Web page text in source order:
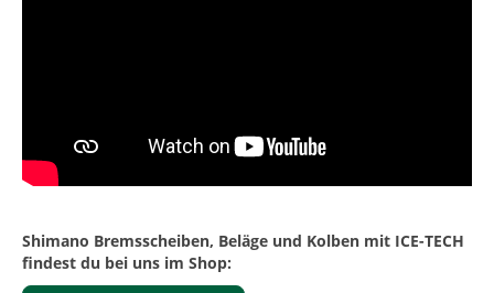
Shimano Bremsscheiben, Beläge und Kolben mit ICE-TECH
findest du bei uns im Shop: